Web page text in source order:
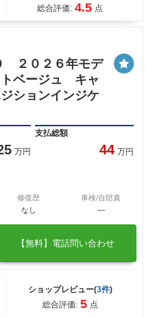
総合評価: 4.5 点
２０２６年モデ
ベージュ キャ
ションインジケ
万円
支払総額
44 万円
修復歴
なし
車検/自賠責
―
【無料】電話問い合わせ
ショップレビュー(3件)
総合評価: 5 点